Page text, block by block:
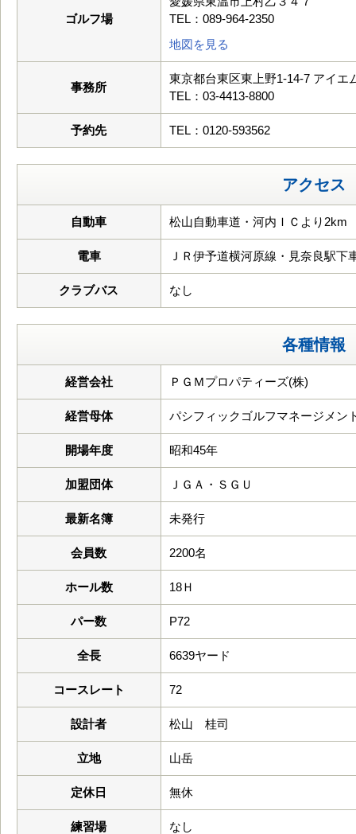
ゴルフ場
TEL：089-964-2350
地図を見る
事務所
東京都台東区東上野1-14-7 アイエ
TEL：03-4413-8800
予約先 TEL：0120-593562
アクセス
自動車 松山自動車道・河内ＩＣより2km
電車 ＪＲ伊予道横河原線・見奈良駅下
クラブバス なし
各種情報
経営会社 ＰＧＭプロパティーズ(株)
経営母体 パシフィックゴルフマネージメン
開場年度 昭和45年
加盟団体 ＪＧＡ・ＳＧＵ
最新名簿 未発行
会員数 2200名
ホール数 18Ｈ
パー数 P72
全長 6639ヤード
コースレート 72
設計者 松山 桂司
立地 山岳
定休日 無休
練習場 なし